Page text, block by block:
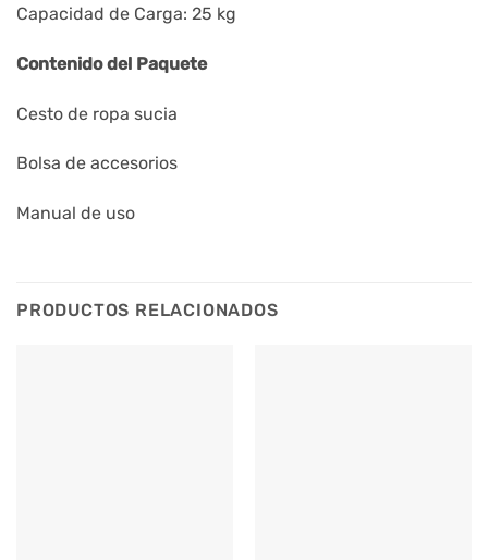
Capacidad de Carga: 25 kg
Contenido del Paquete
Cesto de ropa sucia
Bolsa de accesorios
Manual de uso
PRODUCTOS RELACIONADOS